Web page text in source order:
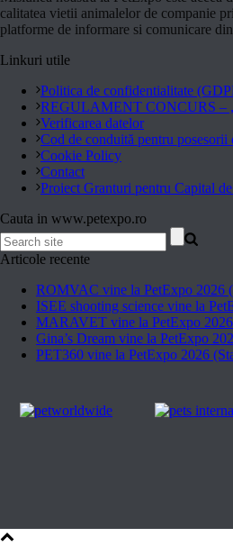
calitatea vietii animalelor de companie
platforme de informare si comunicare din
Linkuri utile
Politica de confidentialitate
REGULAMENT CONCURS –
Verificarea datelor
Cod de conduită pentru posesorii
Cookie Policy
Contact
Proiect Granturi pentru Capital
Cauta in www.petexpo.ro
Articole recente
ROMVAC vine la PetExpo 2026
ISEE shooting science vine la
MARAVET vine la PetExpo
Gina’s Dream vine la PetExpo
PET360 vine la PetExpo 2026